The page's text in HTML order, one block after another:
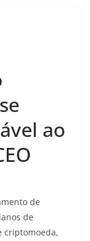
ao
de
de
criptomoeda,